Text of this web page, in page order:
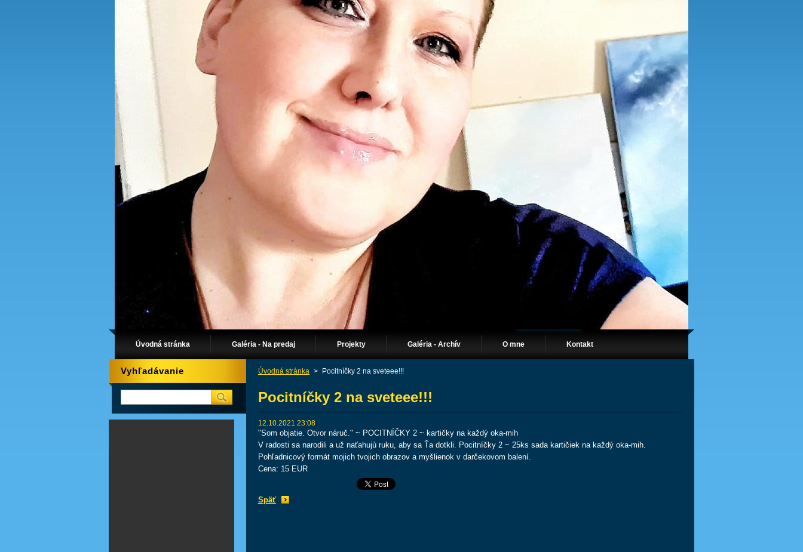
Úvodná stránka Galéria - Na predaj Projekty Galéria - Archív O mne Kontakt
Úvodná stránka > Pocitníčky 2 na sveteee!!!
Pocitníčky 2 na sveteee!!!
12.10.2021 23:08
"Som objatie. Otvor náruč." ~ POCITNÍČKY 2 ~ kartičky na každý oka-mih
V radosti sa narodili a už naťahujú ruku, aby sa Ťa dotkli. Pocitníčky 2 ~ 25ks sada kartičiek na každý oka-mih.
Pohľadnicový formát mojich tvojich obrazov a myšlienok v darčekovom balení.
Cena: 15 EUR
Späť
Vyhľadávanie